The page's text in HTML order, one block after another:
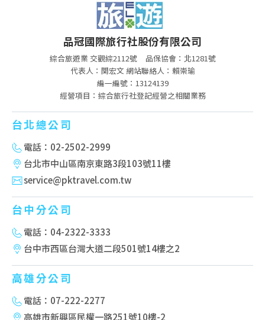
品冠國際旅行社股份有限公司
綜合旅遊業 交觀綜2112號
品保協會：北1281號
代表人：関宏文 網站聯絡人：賴崇瑜
編一編號：13124139
經營項目：綜合旅行社登記經營之相關業務
台北總公司
電話：02-2502-2999
台北市中山區南京東路3段103號11樓
service@pktravel.com.tw
台中分公司
電話：04-2322-3333
台中市西區台灣大道二段501號14樓之2
高雄分公司
電話：07-222-2277
高雄市新興區民權一路251號10樓-2